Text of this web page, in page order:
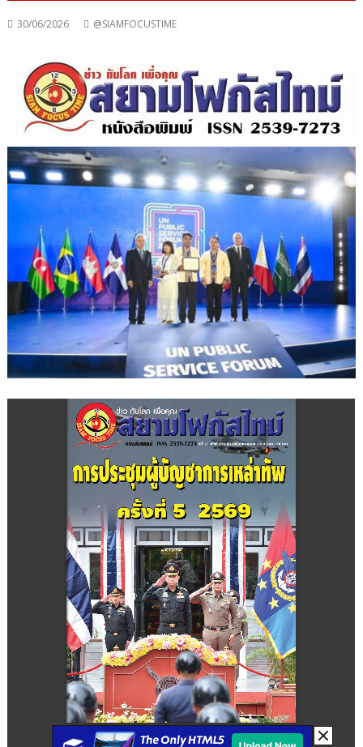
30/06/2026 @SIAMFOCUSTIME